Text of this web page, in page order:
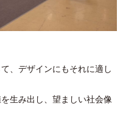
、デザインにもそれに適し
生み出し、望ましい社会像